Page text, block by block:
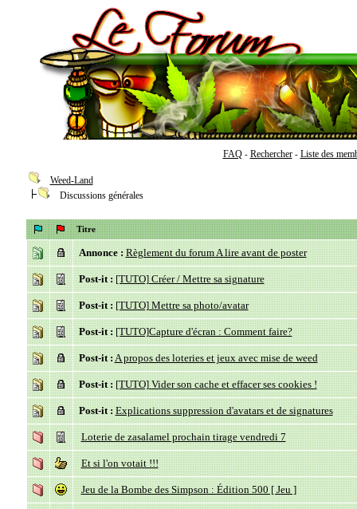
FAQ- Rechercher- Liste des
Weed-Land
Discussions générales
Titre
Annonce : Règlement du forum A lire avant de poster
Post-it : [TUTO] Créer / Mettre sa signature
Post-it : [TUTO] Mettre sa photo/avatar
Post-it : [TUTO]Capture d'écran : Comment faire?
Post-it :A propos des loteries et jeux avec mise de weed
Post-it : [TUTO] Vider son cache et effacer ses cookies !
Post-it : Explications suppression d'avatars et de signatures
Loterie de zasalamel prochain tirage vendredi 7
Et si l'on votait !!!
Jeu de la Bombe des Simpson : Édition 500 [ Jeu ]